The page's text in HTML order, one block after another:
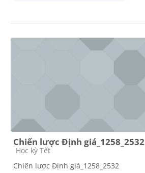
Chiến lược Định giá_1258_2532
Course category
Học kỳ Tết
Chiến lược Định giá_1258_2532